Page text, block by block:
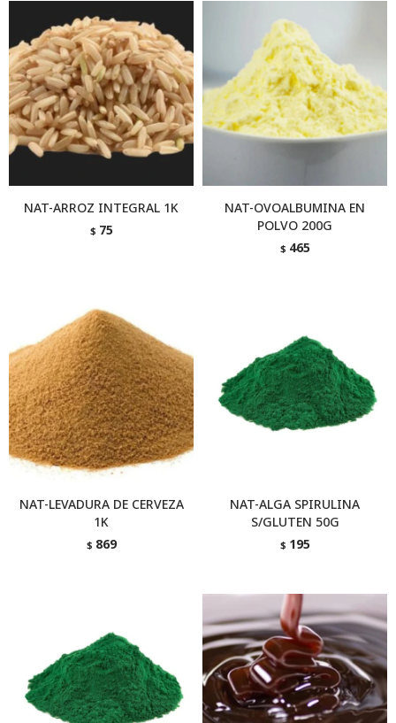
NAT-ARROZ INTEGRAL 1K
$ 75
NAT-OVOALBUMINA EN
POLVO 200G
$ 465
NAT-LEVADURA DE CERVEZA
1K
$ 869
NAT-ALGA SPIRULINA
S/GLUTEN 50G
$ 195